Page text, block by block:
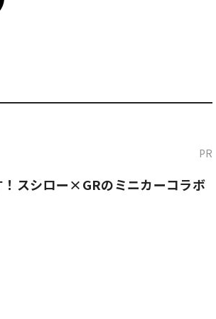
PR
！スシロー×GRのミニカーコラボ